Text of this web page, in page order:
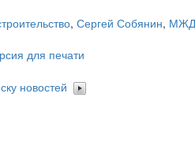
, Сергей Собянин, МЖД
для печати
новостей